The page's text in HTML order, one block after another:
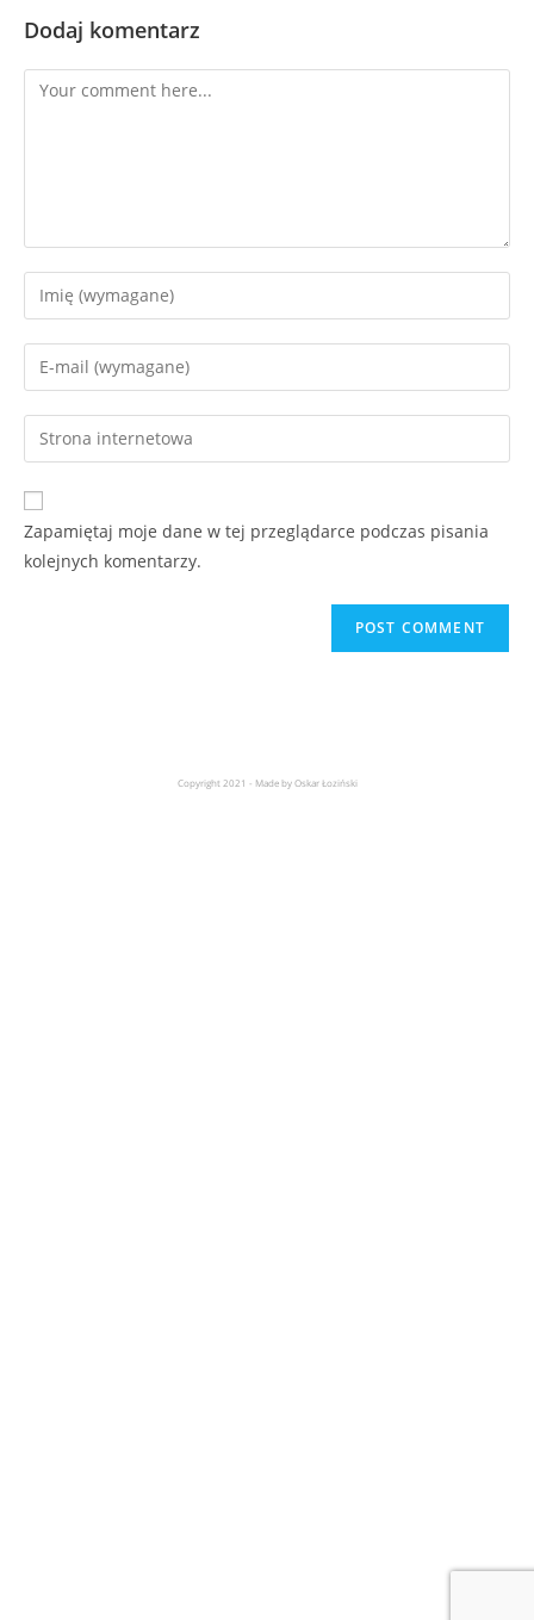
Dodaj komentarz
Zapamiętaj moje dane w tej przeglądarce podczas pisania
kolejnych komentarzy.
Copyright 2021 - Made by Oskar Łoziński